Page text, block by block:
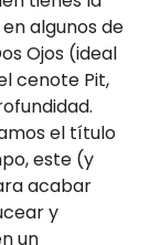
algunos de
Ojos (ideal
cenote Pit,
el título
este (y
acabar
y
un